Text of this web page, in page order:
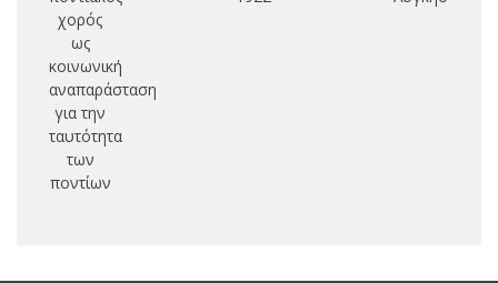
χορός
ως
κοινωνική
αναπαράσταση
για την
ταυτότητα
των
ποντίων